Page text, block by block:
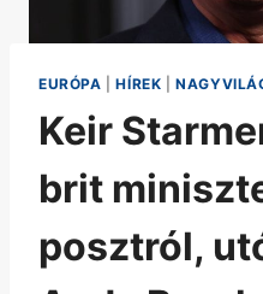
EURÓPA |HÍREK |
Keir
brit
posztról,